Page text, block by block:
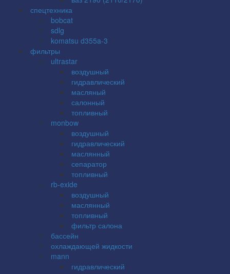
спецтехника
bobcat
sdlg
komatsu d355a-3
фильтры
ultrastar
воздушный
гидравлический
масляный
салонный
топливный
monbow
воздушный
гидравлический
маслянный
сепаратор
топливный
rb-exide
воздушный
маслянный
топливный
фильтр салона
бассейн
охлаждающей жидкости
mann
гидравлический